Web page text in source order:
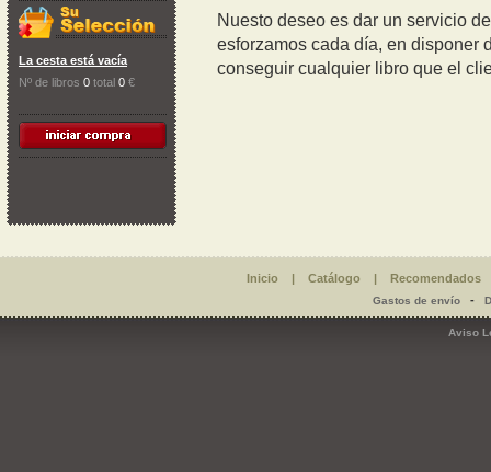
La cesta está vacía
Nº de libros 0 total 0 €
Nuesto deseo es dar un servicio
esforzamos cada día, en disponer
conseguir cualquier libro que el
Inicio | Catálogo | Recomendados
Gastos de envío-
Aviso